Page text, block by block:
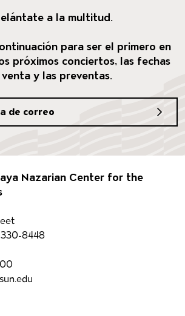
a la multitud.
para ser el primero en
próximos conciertos, las fechas
venta y las preventas.
de correo
Nazarian Center for the
del contacto
8448